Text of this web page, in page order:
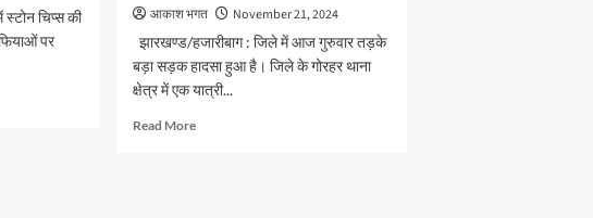
चिप्स की
पर
आकाश भगत
November 21, 2024
झारखण्ड/हजारीबाग : जिले में आज गुरुवार तड़के
बड़ा सड़क हादसा हुआ है। जिले के गोरहर थाना
क्षेत्र में एक यात्री...
Read MoreRead